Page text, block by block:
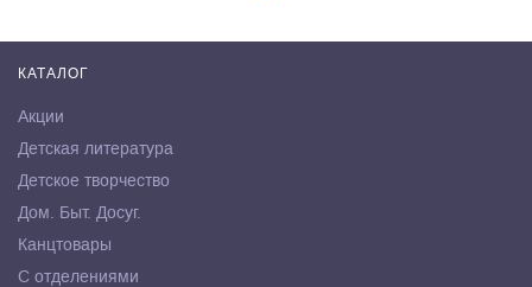
КАТАЛОГ
Акции
Детская литература
Детское творчество
Дом. Быт. Досуг.
Канцтовары
С отделениями